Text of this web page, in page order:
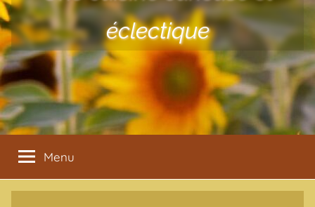
éclectique
Menu